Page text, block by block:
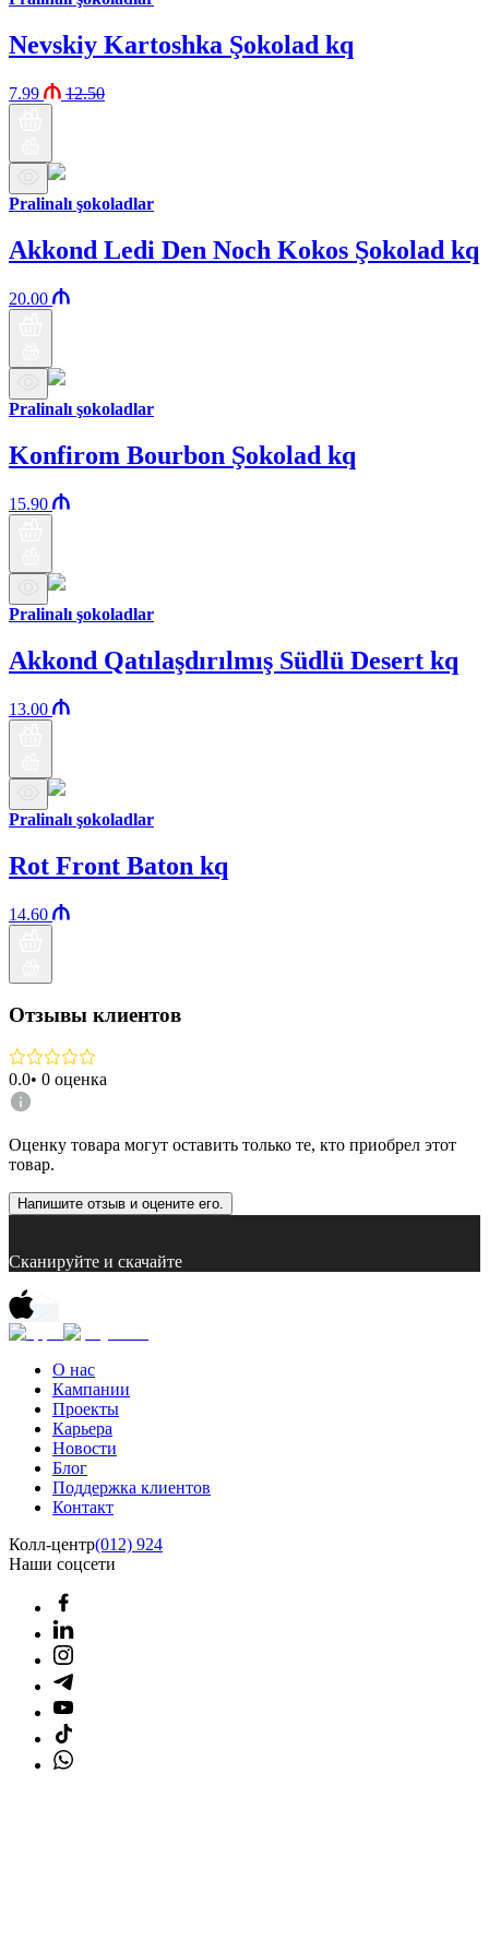
Nevskiy Kartoshka Şokolad kq
7.99 12.50
Pralinalı şokoladlar
Akkond Ledi Den Noch Kokos Şokolad kq
20.00
Pralinalı şokoladlar
Konfirom Bourbon Şokolad kq
15.90
Pralinalı şokoladlar
Akkond Qatılaşdırılmış Südlü Desert kq
13.00
Pralinalı şokoladlar
Rot Front Baton kq
14.60
Отзывы клиентов
0.0• 0 оценка
Оценку товара могут оставить только те, кто приобрел этот
товар.
Напишите отзыв и оцените его.
Сканируйте и скачайте
О нас
Кампании
Проекты
Карьера
Новости
Блог
Поддержка клиентов
Контакт
Колл-центр(012) 924
Наши соцсети